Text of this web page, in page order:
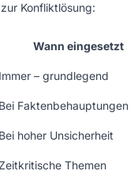
Konfliktlösung:
Wann eingesetzt
Immer – grundlegend
Bei Faktenbehauptungen
Bei hoher Unsicherheit
Themen